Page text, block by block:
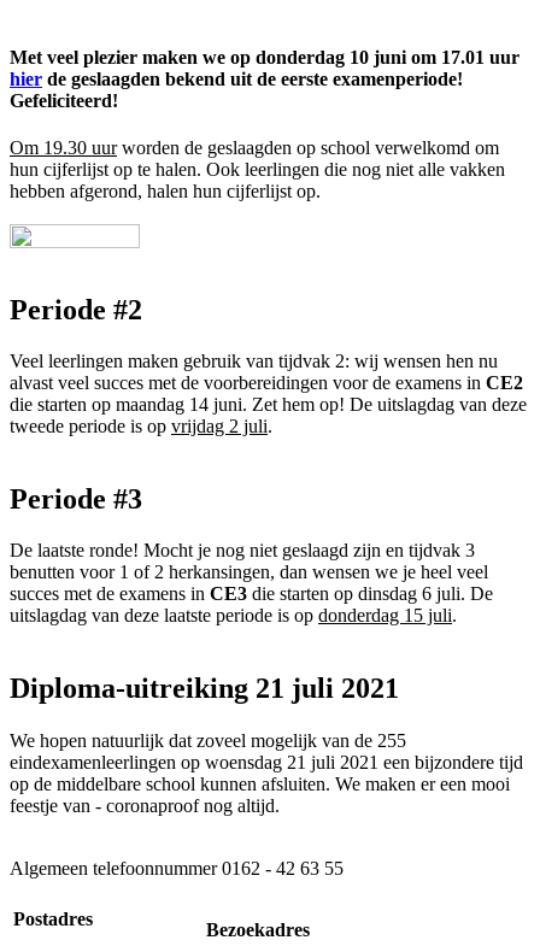
Met veel plezier maken we op donderdag 10 juni om 17.01 uur
hier de geslaagden bekend uit de eerste examenperiode!
Gefeliciteerd!
Om 19.30 uurworden de geslaagden op school verwelkomd om
hun cijferlijst op te halen. Ook leerlingen die nog niet alle vakken
hebben afgerond, halen hun cijferlijst op.
Periode #2
Veel leerlingen maken gebruik van tijdvak 2: wij wensen hen nu
alvast veel succes met de voorbereidingen voor de examens in CE2
die starten op maandag 14 juni. Zet hem op! De uitslagdag van deze
tweede periode is op vrijdag 2 juli.
Periode #3
De laatste ronde! Mocht je nog niet geslaagd zijn en tijdvak 3
benutten voor 1 of 2 herkansingen, dan wensen we je heel veel
succes met de examens in CE3 die starten op dinsdag 6 juli. De
uitslagdag van deze laatste periode is op donderdag 15 juli.
Diploma-uitreiking 21 juli 2021
We hopen natuurlijk dat zoveel mogelijk van de 255
eindexamenleerlingen op woensdag 21 juli 2021 een bijzondere tijd
op de middelbare school kunnen afsluiten. We maken er een mooi
feestje van - coronaproof nog altijd.
Algemeen telefoonnummer0162 - 42 63 55
Postadres
Bezoekadres